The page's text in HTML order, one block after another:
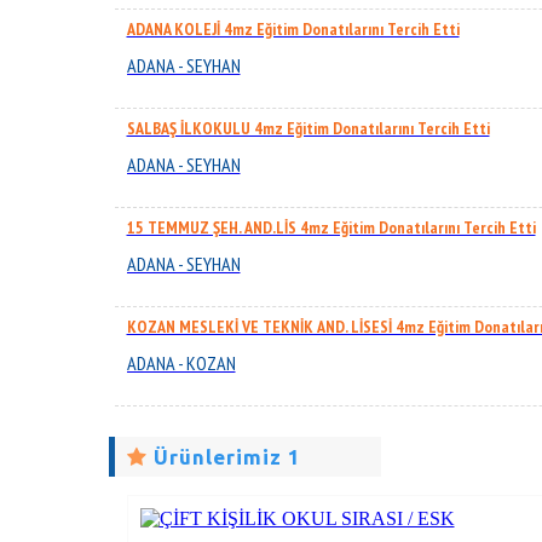
ADANA KOLEJİ 4mz Eğitim Donatılarını Tercih Etti
ADANA - SEYHAN
SALBAŞ İLKOKULU 4mz Eğitim Donatılarını Tercih Etti
ADANA - SEYHAN
15 TEMMUZ ŞEH. AND.LİS 4mz Eğitim Donatılarını Tercih Etti
ADANA - SEYHAN
KOZAN MESLEKİ VE TEKNİK AND. LİSESİ 4mz Eğitim
ADANA - KOZAN
Ürünlerimiz 1